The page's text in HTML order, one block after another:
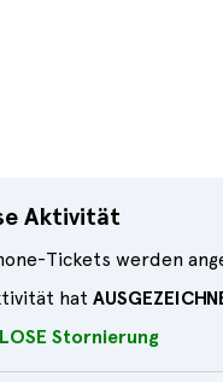
Aktivität
Tickets werden
hat
Stornierung